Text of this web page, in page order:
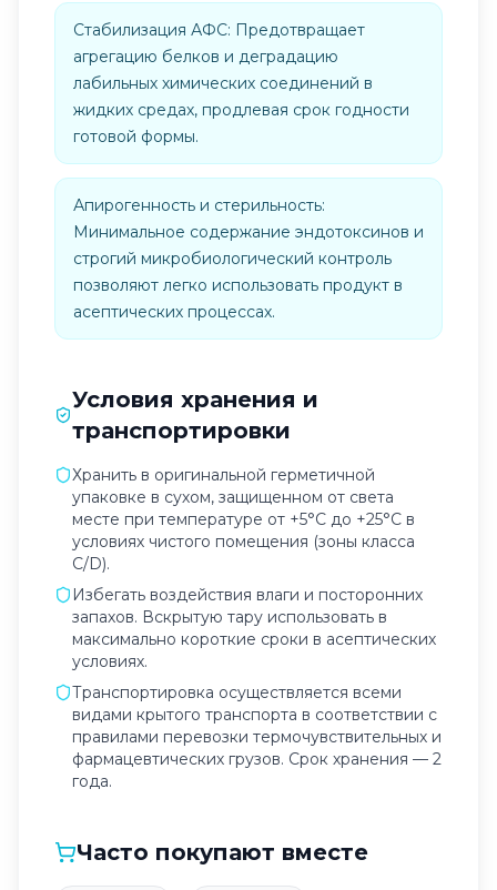
Стабилизация АФС: Предотвращает
агрегацию белков и деградацию
лабильных химических соединений в
жидких средах, продлевая срок годности
готовой формы.
Апирогенность и стерильность:
Минимальное содержание эндотоксинов и
строгий микробиологический контроль
позволяют легко использовать продукт в
асептических процессах.
Условия хранения и
транспортировки
Хранить в оригинальной герметичной
упаковке в сухом, защищенном от света
месте при температуре от +5°C до +25°C в
условиях чистого помещения (зоны класса
C/D).
Избегать воздействия влаги и посторонних
запахов. Вскрытую тару использовать в
максимально короткие сроки в асептических
условиях.
Транспортировка осуществляется всеми
видами крытого транспорта в соответствии с
правилами перевозки термочувствительных и
фармацевтических грузов. Срок хранения — 2
года.
Часто покупают вместе